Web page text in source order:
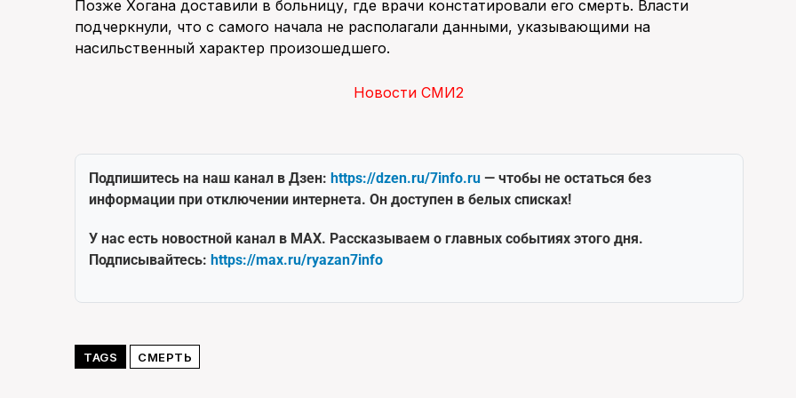
Позже Хогана доставили в больницу, где врачи констатировали его смерть. Власти
подчеркнули, что с самого начала не располагали данными, указывающими на
насильственный характер произошедшего.
Новости СМИ2
Подпишитесь на наш канал в Дзен: https://dzen.ru/7info.ru — чтобы не остаться без
информации при отключении интернета. Он доступен в белых списках!
У нас есть новостной канал в MAX. Рассказываем о главных событиях этого дня.
Подписывайтесь: https://max.ru/ryazan7info
TAGS СМЕРТЬ